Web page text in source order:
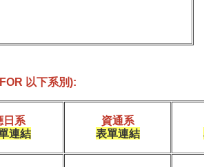
以下系別):
日系
連結
資通系
表單連結